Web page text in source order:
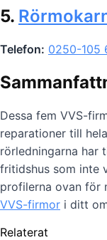
5.
Telefon: 0250-105
Dessa fem VVS-
reparationer till
rörledningarna har
fritidshus som inte
profilerna ovan för
VVS-firmor i ditt
Relaterat